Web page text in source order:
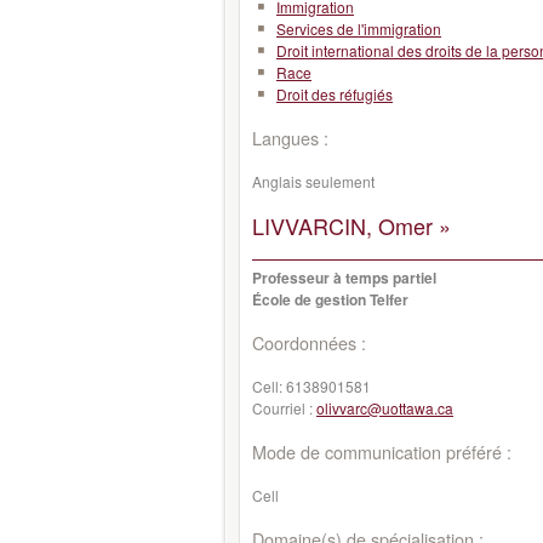
Immigration
Services de l'immigration
Droit international des droits de la
Race
Droit des réfugiés
Langues :
Anglais seulement
LIVVARCIN, Omer »
Professeur à temps partiel
École de gestion Telfer
Coordonnées :
Cell:6138901581
Courriel :olivvarc@uottawa.ca
Mode de communication préféré :
Cell